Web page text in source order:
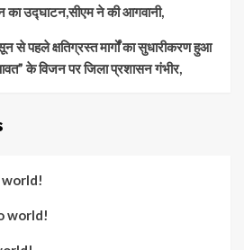
उद्घाटन,सीएम ने की आगवानी,
से पहले क्षतिग्रस्त मार्गों का सुधारीकरण हुआ
के विजन पर जिला प्रशासन गंभीर,
world!
world!